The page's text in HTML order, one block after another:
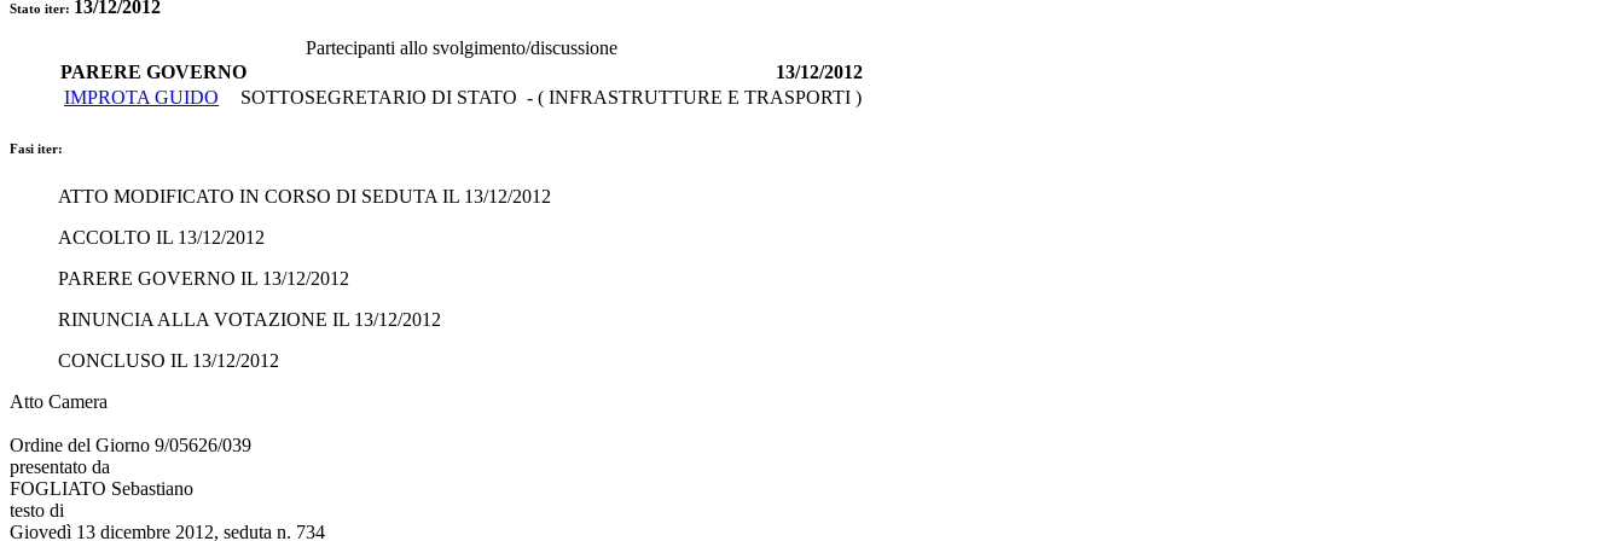
Stato iter: 13/12/2012
Partecipanti allo svolgimento/discussione
PARERE GOVERNO
13/12/2012
IMPROTA GUIDO
SOTTOSEGRETARIO DI STATO - ( INFRASTRUTTURE E TRASPORTI )
Fasi iter:
ATTO MODIFICATO IN CORSO DI SEDUTA IL 13/12/2012
ACCOLTO IL 13/12/2012
PARERE GOVERNO IL 13/12/2012
RINUNCIA ALLA VOTAZIONE IL 13/12/2012
CONCLUSO IL 13/12/2012
Atto Camera
Ordine del Giorno 9/05626/039
presentato da
FOGLIATO Sebastiano
testo di
Giovedì 13 dicembre 2012, seduta n. 734